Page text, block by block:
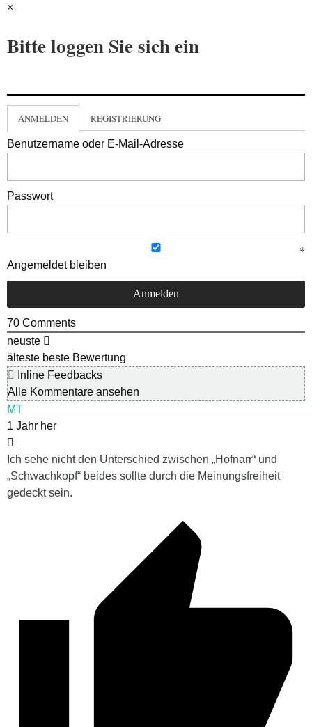
×
Bitte loggen Sie sich ein
ANMELDEN REGISTRIERUNG
Benutzername oder E-Mail-Adresse
Passwort
Angemeldet bleiben
70 Comments
neuste
älteste beste Bewertung
Inline Feedbacks
Alle Kommentare ansehen
MT
1 Jahr her
Ich sehe nicht den Unterschied zwischen „Hofnarr“ und
„Schwachkopf“ beides sollte durch die Meinungsfreiheit
gedeckt sein.